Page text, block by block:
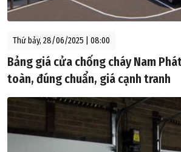
Thứ bảy, 28/06/2025 | 08:00
Bảng giá cửa chống cháy Nam
toàn, đúng chuẩn, giá cạnh tranh